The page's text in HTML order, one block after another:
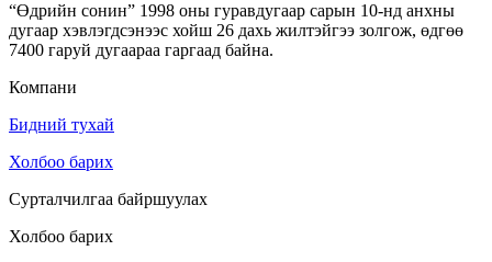
“Өдрийн сонин” 1998 оны гуравдугаар сарын 10-нд анхны
дугаар хэвлэгдсэнээс хойш 26 дахь жилтэйгээ золгож, өдгөө
7400 гаруй дугаараа гаргаад байна.
Компани
Бидний тухай
Холбоо барих
Сурталчилгаа байршуулах
Холбоо барих